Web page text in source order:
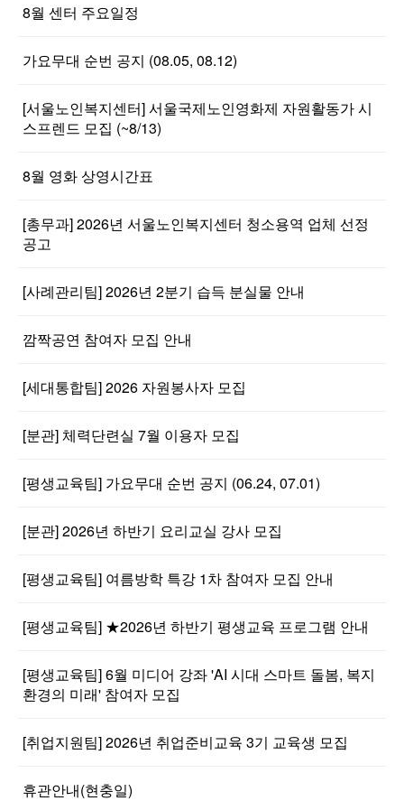
8월 센터 주요일정
가요무대 순번 공지 (08.05, 08.12)
[서울노인복지센터] 서울국제노인영화제 자원활동가 시
스프렌드 모집 (~8/13)
8월 영화 상영시간표
[총무과] 2026년 서울노인복지센터 청소용역 업체 선정
공고
[사례관리팀] 2026년 2분기 습득 분실물 안내
깜짝공연 참여자 모집 안내
[세대통합팀] 2026 자원봉사자 모집
[분관] 체력단련실 7월 이용자 모집
[평생교육팀] 가요무대 순번 공지 (06.24, 07.01)
[분관] 2026년 하반기 요리교실 강사 모집
[평생교육팀] 여름방학 특강 1차 참여자 모집 안내
[평생교육팀] ★2026년 하반기 평생교육 프로그램 안내
[평생교육팀] 6월 미디어 강좌 'AI 시대 스마트 돌봄, 복지
환경의 미래' 참여자 모집
[취업지원팀] 2026년 취업준비교육 3기 교육생 모집
휴관안내(현충일)